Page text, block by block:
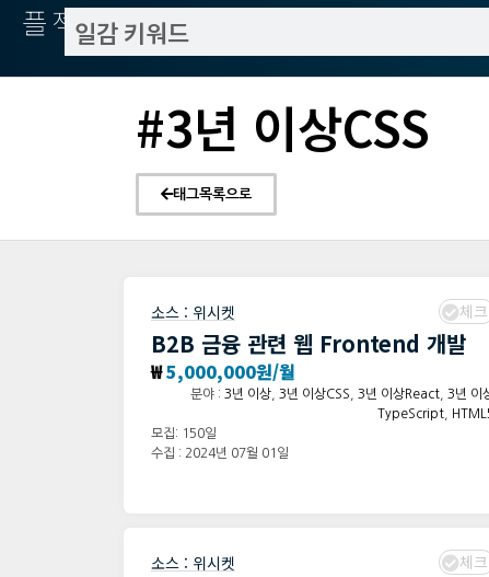
플젝서치
#3년 이상CSS
태그목록으로
소스 : 위시켓 체크
B2B 금융 관련 웹 Frontend 개발
₩5,000,000원/월
분야 : 3년 이상 3년 이상CSS 3년 이상React
3년 이
TypeScript
모집: 150일
수집 : 2024년 07월 01일
소스 : 위시켓 체크